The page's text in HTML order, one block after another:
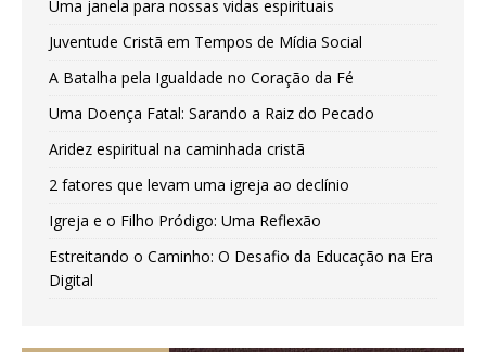
Uma janela para nossas vidas espirituais
Juventude Cristã em Tempos de Mídia Social
A Batalha pela Igualdade no Coração da Fé
Uma Doença Fatal: Sarando a Raiz do Pecado
Aridez espiritual na caminhada cristã
2 fatores que levam uma igreja ao declínio
Igreja e o Filho Pródigo: Uma Reflexão
Estreitando o Caminho: O Desafio da Educação na Era
Digital